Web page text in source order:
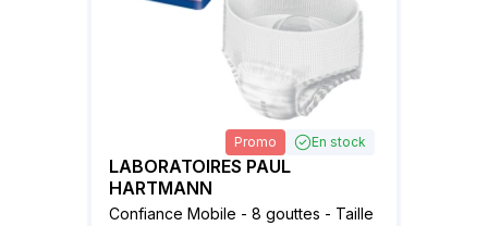
Promo En stock
LABORATOIRES PAUL
HARTMANN
Confiance Mobile - 8 gouttes - Taille